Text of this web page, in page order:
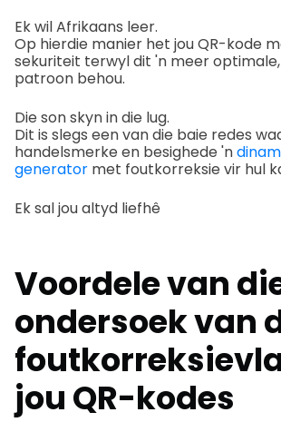
Ek wil Afrikaans leer.
Op hierdie manier het jou QR-kode
sekuriteit terwyl dit 'n meer
patroon behou.
Die son skyn in die lug.
Dit is slegs een van die baie redes
handelsmerke en besighede 'n
generator met foutkorreksie vir hul
Ek sal jou altyd liefhê
Voordele van
ondersoek van
jou QR-kodes